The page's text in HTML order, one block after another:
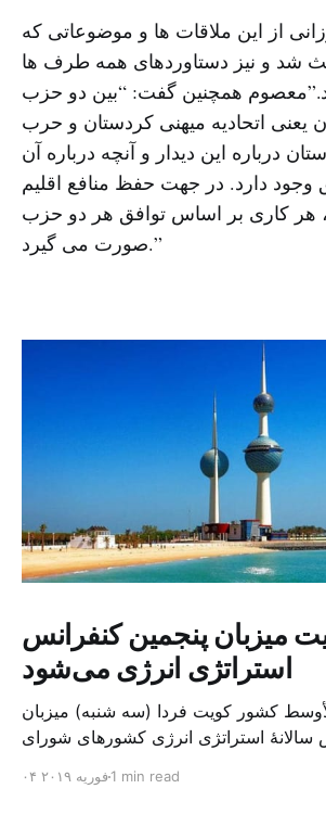
از این ملاقات ها و موضوعاتی که
شد و نیز دستاوردهای همه طرف ها
همچنین گفت: “بین دو حزب
یعنی اتحادیه میهنی کردستان و حرب
درباره این دیدار و آنچه درباره آن
دارد. در جهت حفظ منافع اقلیم
هر کاری بر اساس توافق هر دو حزب
صورت می گیرد.”
میزبان پنجمین کنفرانس
استراتژی انرژی می‌شود
کشور کویت فردا (سه شنبه) میزبان
سالانهٔ استراتژی انرژی کشورهای شورای
جهانی نفت و گاز در این کنفرانس
۰۴ فوریه ۲۰۱۹1 min read